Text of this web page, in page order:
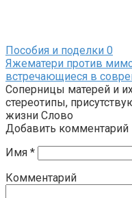
Пособия и поделки 0
Яжематери против
встречающиеся в
Соперницы матерей и
стереотипы,
жизни Слово
Добавить комментарий
Имя *
Комментарий